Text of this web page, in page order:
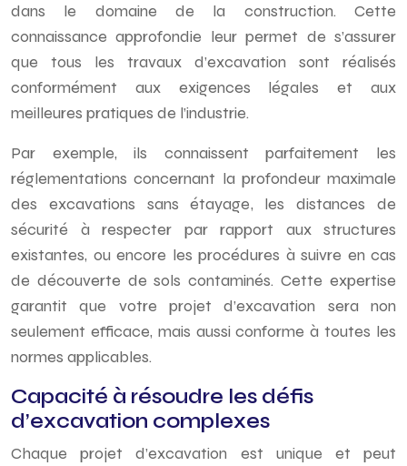
dans le domaine de la construction. Cette
connaissance approfondie leur permet de s’assurer
que tous les travaux d’excavation sont réalisés
conformément aux exigences légales et aux
meilleures pratiques de l’industrie.
Par exemple, ils connaissent parfaitement les
réglementations concernant la profondeur maximale
des excavations sans étayage, les distances de
sécurité à respecter par rapport aux structures
existantes, ou encore les procédures à suivre en cas
de découverte de sols contaminés. Cette expertise
garantit que votre projet d’excavation sera non
seulement efficace, mais aussi conforme à toutes les
normes applicables.
Capacité à résoudre les défis
d’excavation complexes
Chaque projet d’excavation est unique et peut